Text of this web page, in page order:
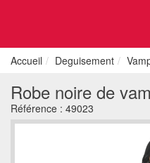
Accueil Deguisement
Robe noire de
Référence : 49023